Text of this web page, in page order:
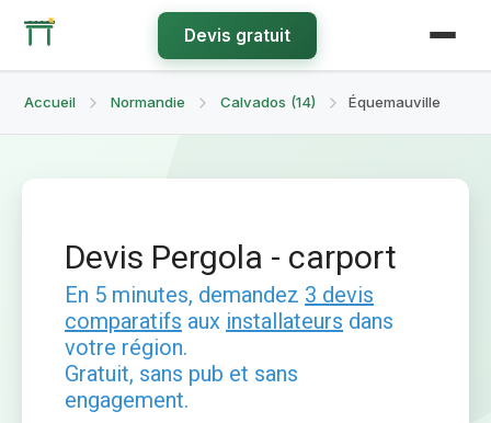
Devis gratuit
Accueil Normandie Calvados (14) Équemauville
Devis Pergola - carport
En 5 minutes, demandez 3 devis
comparatifs aux installateurs dans
votre région.
Gratuit, sans pub et sans
engagement.